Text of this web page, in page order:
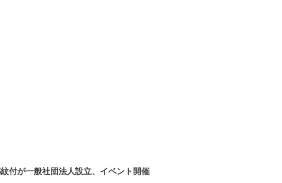
付が一般社団法人設立、イベント開催